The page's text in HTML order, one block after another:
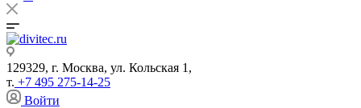
129329, г. Москва, ул. Кольская 1,
т. +7 495 275-14-25
Войти